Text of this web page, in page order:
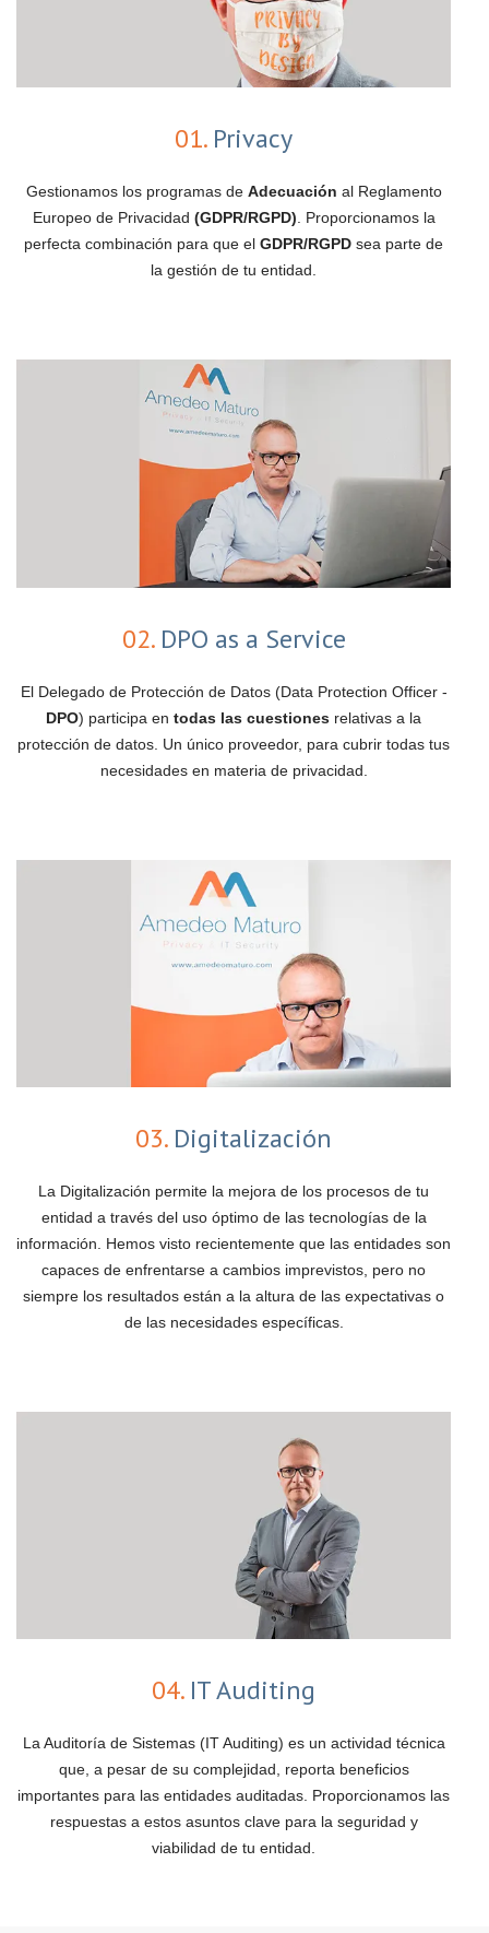
01.Privacy
Gestionamos los programas de Adecuación al Reglamento
Europeo de Privacidad (GDPR/RGPD). Proporcionamos la
perfecta combinación para que el GDPR/RGPD sea parte de
la gestión de tu entidad.
02.DPO as a Service
El Delegado de Protección de Datos (Data Protection Officer -
DPO) participa en todas las cuestiones relativas a la
protección de datos. Un único proveedor, para cubrir todas tus
necesidades en materia de privacidad.
03.Digitalización
La Digitalización permite la mejora de los procesos de tu
entidad a través del uso óptimo de las tecnologías de la
información. Hemos visto recientemente que las entidades son
capaces de enfrentarse a cambios imprevistos, pero no
siempre los resultados están a la altura de las expectativas o
de las necesidades específicas.
04.IT Auditing
La Auditoría de Sistemas (IT Auditing) es un actividad técnica
que, a pesar de su complejidad, reporta beneficios
importantes para las entidades auditadas. Proporcionamos las
respuestas a estos asuntos clave para la seguridad y
viabilidad de tu entidad.